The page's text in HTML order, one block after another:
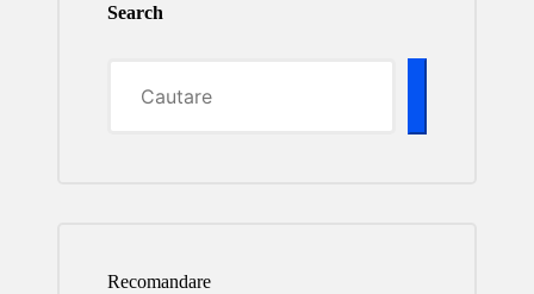
Search
Recomandare